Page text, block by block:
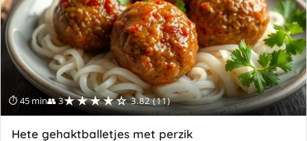
⏱ 45 min👥 3★★★★☆ 3.82 (11)
Hete gehaktballetjes met perzik